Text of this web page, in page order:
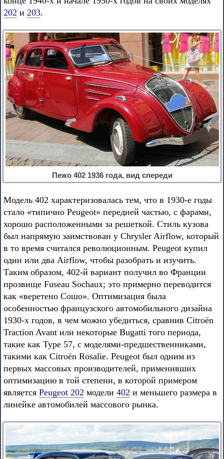
202 и 203.
Пежо 402 1936 года, вид спереди
Модель 402 характеризовалась тем, что в 1930-е годы
стало «типично Peugeot» передней частью, с фарами,
хорошо расположенными за решеткой. Стиль кузова
был напрямую заимствован у Chrysler Airflow, который
в то время считался революционным. Peugeot купил
один или два Airflow, чтобы разобрать и изучить.
Таким образом, 402-й вариант получил во Франции
прозвище Fuseau Sochaux; это примерно переводится
как «веретено Сошо». Оптимизация была
особенностью французского автомобильного дизайна
1930-х годов, в чем можно убедиться, сравнив Citroën
Traction Avant или некоторые Bugatti того периода,
такие как Type 57, с моделями-предшественниками,
такими как Citroën Rosalie. Peugeot был одним из
первых массовых производителей, применивших
оптимизацию в той степени, в которой примером
является Peugeot 202 модели 402 и меньшего размера в
линейке автомобилей массового рынка.